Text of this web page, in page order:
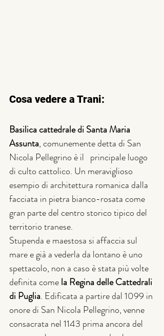
Cosa vedere a Trani:
Basilica cattedrale di Santa Maria
Assunta, comunemente detta di San
Nicola Pellegrino è il   principale luogo
di culto cattolico. Un meraviglioso
esempio di architettura romanica dalla
facciata in pietra bianco-rosata come
gran parte del centro storico tipico del
territorio tranese.
Stupenda e maestosa si affaccia sul
mare e già a vederla da lontano è uno
spettacolo, non a caso è stata più volte
definita come la Regina delle Cattedrali
di Puglia. Edificata a partire dal 1099 in
onore di San Nicola Pellegrino, venne
consacrata nel 1143 prima ancora del